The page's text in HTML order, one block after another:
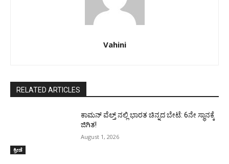
Vahini
RELATED ARTICLES
ಕ್ರೀಡೆ
ಕಾಮನ್ ವೆಲ್ತ್ ನಲ್ಲಿ ಭಾರತ ಚಿನ್ನದ ಬೇಟೆ: 6ನೇ ಸ್ಥಾನಕ್ಕೆ
ಜಿಗಿತ!
August 1, 2026